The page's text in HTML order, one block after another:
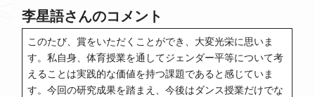
李星語さんのコメント
このたび、賞をいただくことができ、大変光栄に思いま
す。私自身、体育授業を通してジェンダー平等について考
えることは実践的な価値を持つ課題であると感じていま
す。今回の研究成果を踏まえ、今後はダンス授業だけでな